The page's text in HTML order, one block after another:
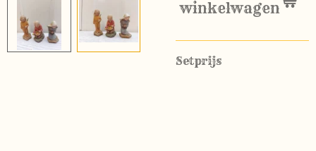
winkelwagen
Setprijs